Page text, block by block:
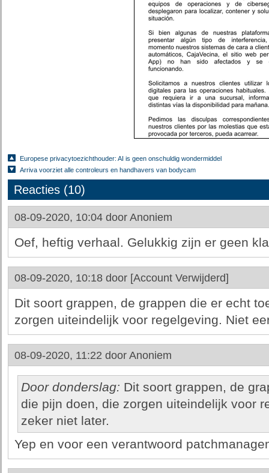
Europese privacytoezichthouder: AI is geen onschuldig wondermiddel
Arriva voorziet alle controleurs en handhavers van bodycam
Reacties (10)
08-09-2020, 10:04 door Anoniem
Oef, heftig verhaal. Gelukkig zijn er geen
08-09-2020, 10:18 door [Account Verwijderd]
Dit soort grappen, de grappen die er echt
zorgen uiteindelijk voor regelgeving. Niet
08-09-2020, 11:22 door Anoniem
Door donderslag: Dit soort grappen, de
die pijn doen, die zorgen uiteindelijk voor
zeker niet later.
Yep en voor een verantwoord